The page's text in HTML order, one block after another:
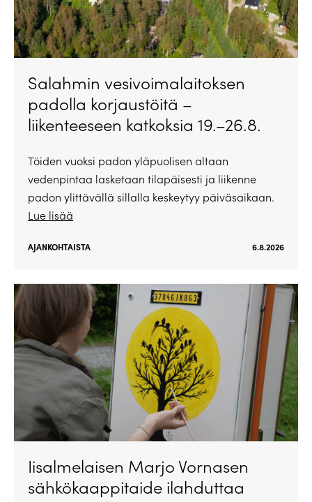
Salahmin vesivoimalaitoksen
padolla korjaustöitä –
liikenteeseen katkoksia 19.–26.8.
Töiden vuoksi padon yläpuolisen altaan
vedenpintaa lasketaan tilapäisesti ja liikenne
padon ylittävällä sillalla keskeytyy päiväsaikaan.
Lue lisää
AJANKOHTAISTA 6.8.2026
Iisalmelaisen Marjo Vornasen
sähkökaappitaide ilahduttaa